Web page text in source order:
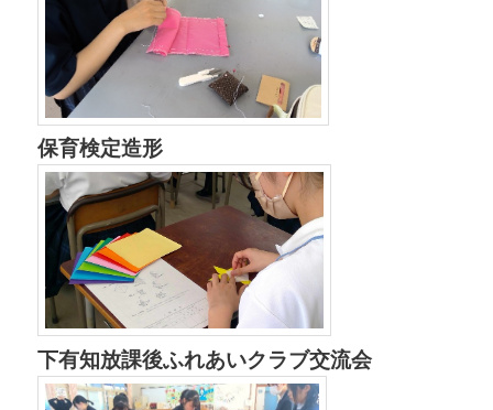
保育検定造形
下有知放課後ふれあいクラブ交流会